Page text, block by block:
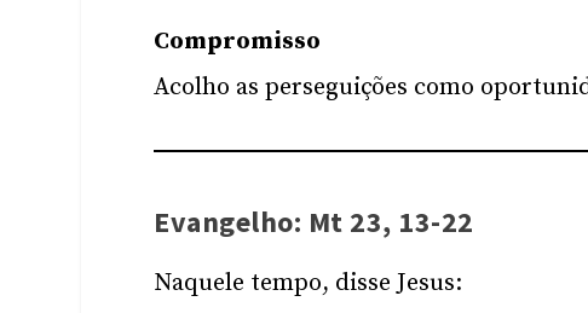
Compromisso
Acolho as perseguições como
Evangelho: Mt 23, 13-22
Naquele tempo, disse Jesus: